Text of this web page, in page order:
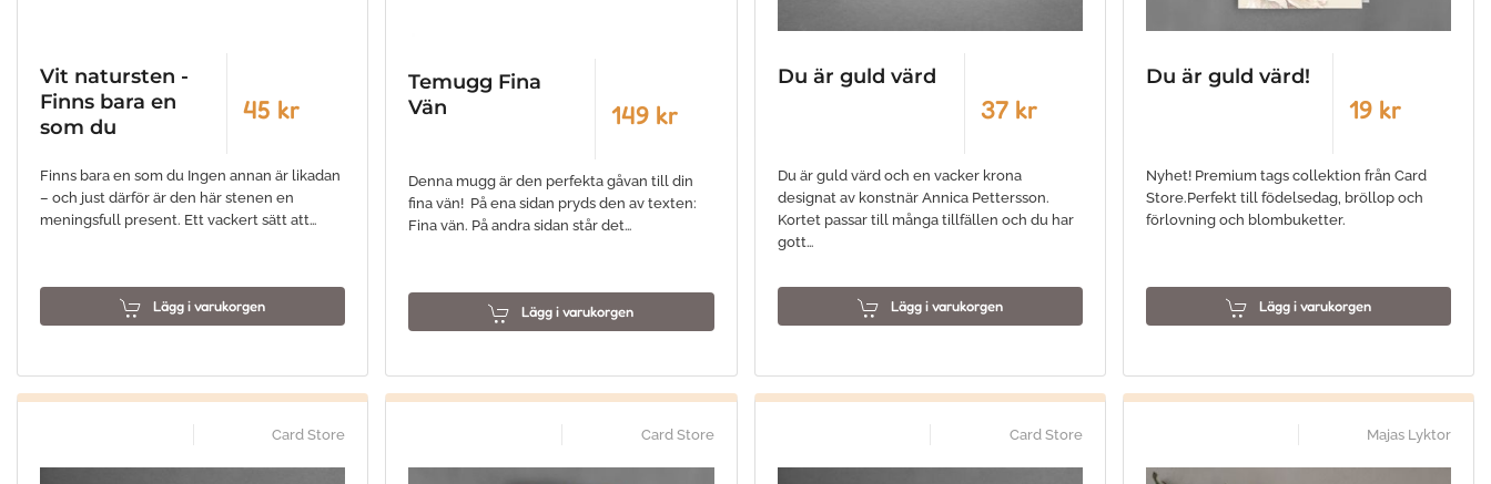
Vit natursten -
Finns bara en
som du
45 kr
Finns bara en som du Ingen annan är likadan
– och just därför är den här stenen en
meningsfull present. Ett vackert sätt att…
Lägg i varukorgen
Temugg Fina
Vän
149 kr
Denna mugg är den perfekta gåvan till din
fina vän! På ena sidan pryds den av texten:
Fina vän. På andra sidan står det…
Lägg i varukorgen
Du är guld värd
37 kr
Du är guld värd och en vacker krona
designat av konstnär Annica Pettersson.
Kortet passar till många tillfällen och du har
gott…
Lägg i varukorgen
Du är guld värd!
19 kr
Nyhet! Premium tags collektion från Card
Store.Perfekt till födelsedag, bröllop och
förlovning och blombuketter.
Lägg i varukorgen
Card Store Card Store Card Store Majas Lyktor